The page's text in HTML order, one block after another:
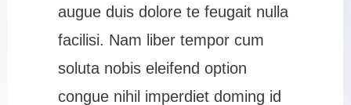
augue duis dolore te feugait nulla
facilisi. Nam liber tempor cum
soluta nobis eleifend option
congue nihil imperdiet doming id